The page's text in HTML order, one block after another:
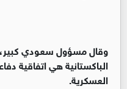
وقال مسؤول سعودي كبير،
الباكستانية هي اتفاقية
العسكرية.